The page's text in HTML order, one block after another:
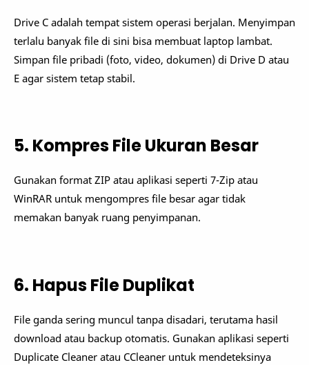
Drive C adalah tempat sistem operasi berjalan. Menyimpan
terlalu banyak file di sini bisa membuat laptop lambat.
Simpan file pribadi (foto, video, dokumen) di Drive D atau
E agar sistem tetap stabil.
5. Kompres File Ukuran Besar
Gunakan format ZIP atau aplikasi seperti 7-Zip atau
WinRAR untuk mengompres file besar agar tidak
memakan banyak ruang penyimpanan.
6. Hapus File Duplikat
File ganda sering muncul tanpa disadari, terutama hasil
download atau backup otomatis. Gunakan aplikasi seperti
Duplicate Cleaner atau CCleaner untuk mendeteksinya